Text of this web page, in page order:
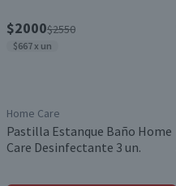
$2000$2550
$667 x un
Home Care
Pastilla Estanque Baño Home
Care Desinfectante 3 un.